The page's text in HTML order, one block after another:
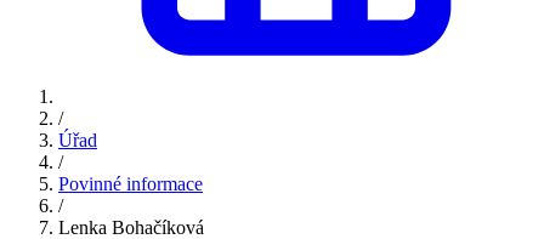
/
Úřad
/
Povinné informace
/
Lenka Bohačíková